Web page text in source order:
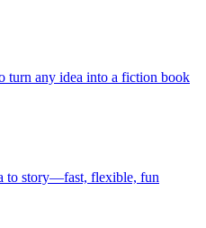
turn any idea into a fiction book
to story—fast, flexible, fun